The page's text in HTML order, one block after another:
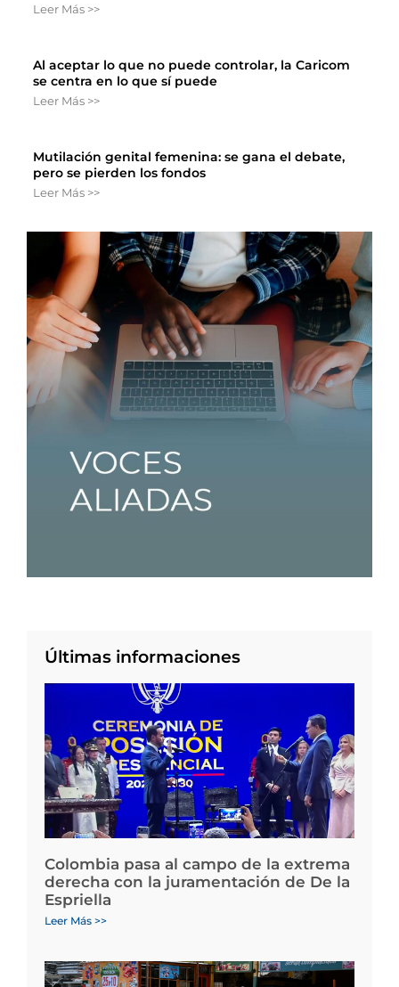
Leer Más >>
Al aceptar lo que no puede controlar, la Caricom
se centra en lo que sí puede
Leer Más >>
Mutilación genital femenina: se gana el debate,
pero se pierden los fondos
Leer Más >>
Últimas informaciones
Colombia pasa al campo de la extrema
derecha con la juramentación de De la
Espriella
Leer Más >>